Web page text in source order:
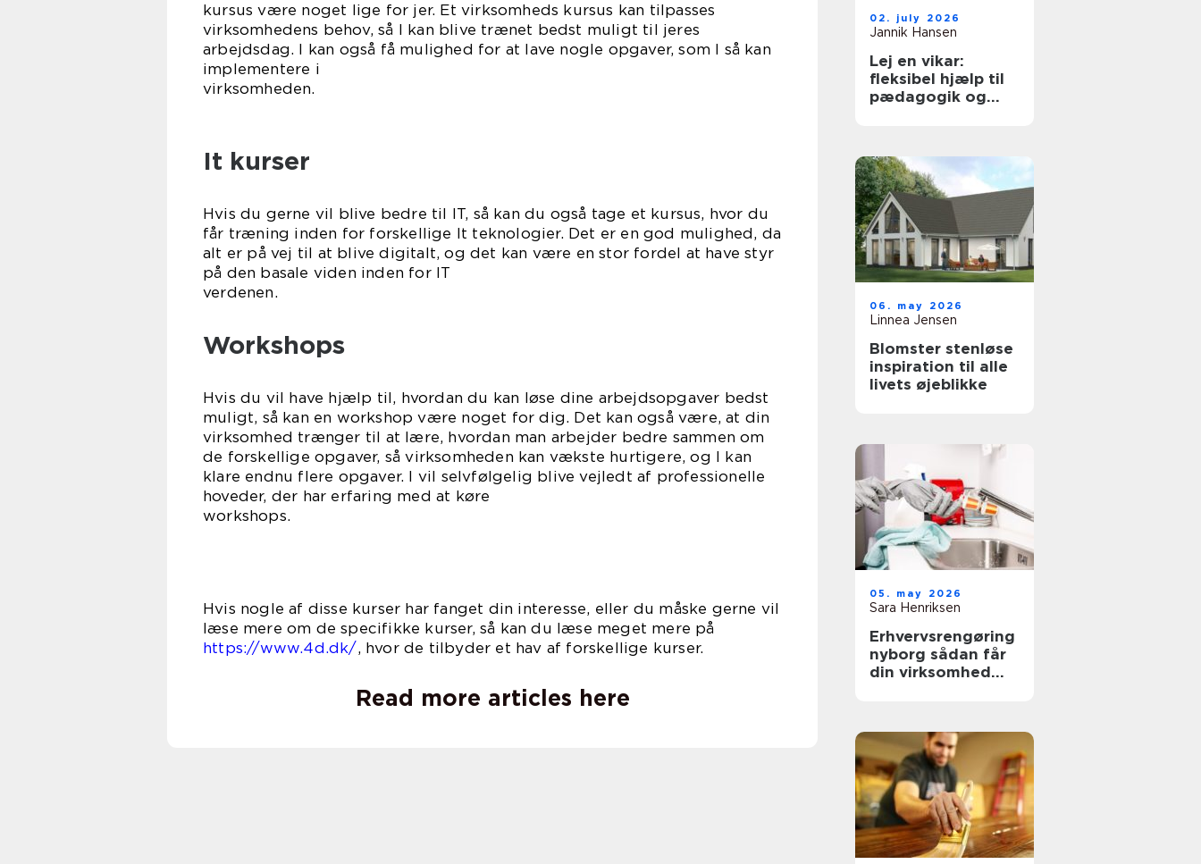
kursus være noget lige for jer. Et virksomheds kursus kan tilpasses
virksomhedens behov, så I kan blive trænet bedst muligt til jeres
arbejdsdag. I kan også få mulighed for at lave nogle opgaver, som I så kan
implementere i
virksomheden.
It kurser
Hvis du gerne vil blive bedre til IT, så kan du også tage et kursus, hvor du
får træning inden for forskellige It teknologier. Det er en god mulighed, da
alt er på vej til at blive digitalt, og det kan være en stor fordel at have styr
på den basale viden inden for IT
verdenen.
Workshops
Hvis du vil have hjælp til, hvordan du kan løse dine arbejdsopgaver bedst
muligt, så kan en workshop være noget for dig. Det kan også være, at din
virksomhed trænger til at lære, hvordan man arbejder bedre sammen om
de forskellige opgaver, så virksomheden kan vækste hurtigere, og I kan
klare endnu flere opgaver. I vil selvfølgelig blive vejledt af professionelle
hoveder, der har erfaring med at køre
workshops.
Hvis nogle af disse kurser har fanget din interesse, eller du måske gerne vil
læse mere om de specifikke kurser, så kan du læse meget mere på
https://www.4d.dk/, hvor de tilbyder et hav af forskellige kurser.
Read more articles here
02. july 2026
Jannik Hansen
Lej en vikar:
fleksibel hjælp til
pædagogik og
06. may 2026
Linnea Jensen
Blomster stenløse
inspiration til alle
livets øjeblikke
05. may 2026
Sara Henriksen
Erhvervsrengøring
nyborg sådan får
din virksomhed